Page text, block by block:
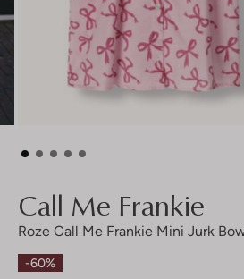
Call Me Frankie
Roze Call Me Frankie Mini Jurk
-60%